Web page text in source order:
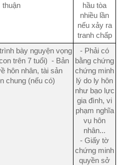
thuận
hầu tòa
nhiều lần
nếu xảy ra
tranh chấp
bày nguyện vọng
trên 7 tuổi) - Bản
hôn nhân, tài sản
chung (nếu có)
- Phải có
bằng chứng
chứng minh
lý do ly hôn
như bạo lực
gia đình, vi
phạm nghĩa
vụ hôn
nhân...
- Giấy tờ
chứng minh
quyền sở